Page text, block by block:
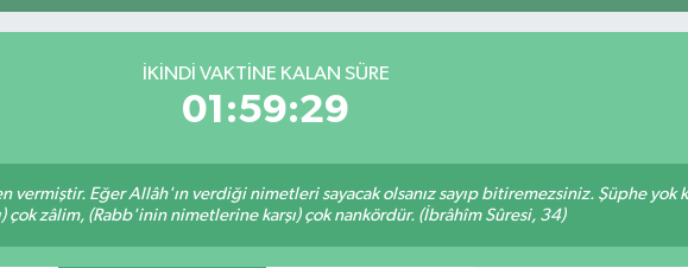
İKINDI VAKTINE KALAN SÜRE
01:59:28
vermiştir. Eğer Allâh'ın verdiği nimetleri sayacak olsanız sayıp bitiremezsiniz. Şüphe yok
çok zâlim, (Rabb'inin nimetlerine karşı) çok nankördür. (İbrâhîm Sûresi, 34)